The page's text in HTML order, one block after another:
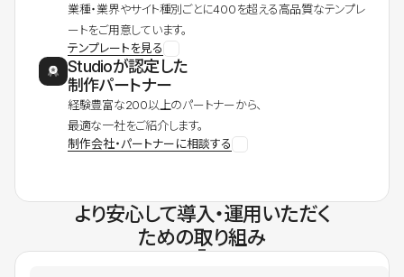
業種・業界やサイト種別ごとに400を超える高品質なテンプレ
ートをご用意しています。
テンプレートを見る
Studioが認定した
制作パートナー
経験豊富な200以上のパートナーから、
最適な一社をご紹介します。
制作会社・パートナーに相談する
より安心して導入・運用いただく
ための取り組み